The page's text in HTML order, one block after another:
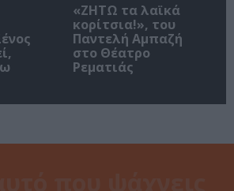
«ΖΗΤΩ τα λαϊκά
κορίτσια!», του
Παντελή Αμπαζή
στο Θέατρο
Ρεματιάς